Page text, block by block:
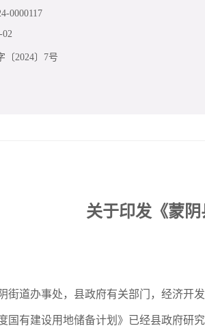
0000117
02
〔2024〕7号
关于印发《蒙
街道办事处，县政府有关部门，经济开发
国有建设用地储备计划》已经县政府研